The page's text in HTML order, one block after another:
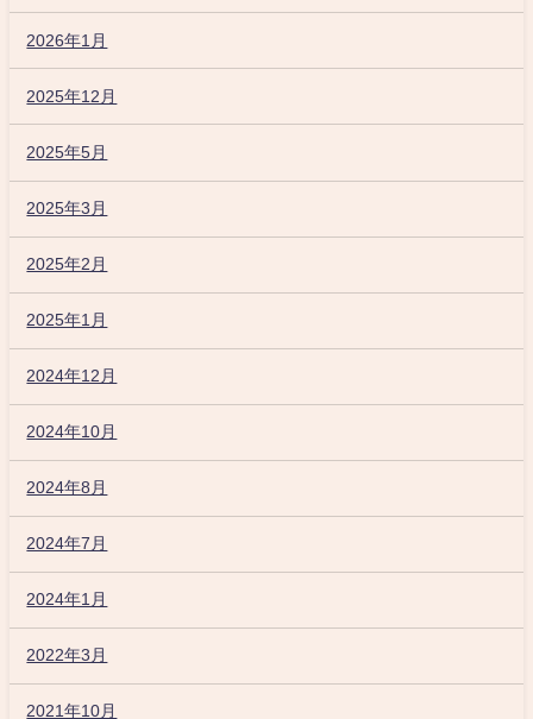
2026年1月
2025年12月
2025年5月
2025年3月
2025年2月
2025年1月
2024年12月
2024年10月
2024年8月
2024年7月
2024年1月
2022年3月
2021年10月